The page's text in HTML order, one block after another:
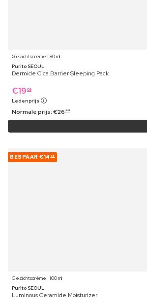
Gezichtscrème ⋅ 80 ml
Purito SEOUL
Dermide Cica Barrier Sleeping Pack
€19 09
Ledenprijs
Normale prijs:€26 49
BESPAAR €14 85
Gezichtscrème ⋅ 100 ml
Purito SEOUL
Luminous Ceramide Moisturizer